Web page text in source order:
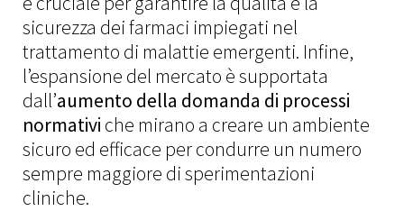
sicurezza dei farmaci impiegati nel
trattamento di malattie emergenti. Infine,
l’espansione del mercato è supportata
dall’aumento della domanda di processi
normativi che mirano a creare un ambiente
sicuro ed efficace per condurre un numero
sempre maggiore di sperimentazioni
cliniche.